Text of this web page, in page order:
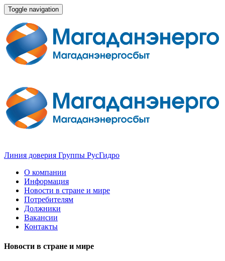
Toggle navigation
Линия доверия Группы РусГидро
О компании
Информация
Новости в стране и мире
Потребителям
Должники
Вакансии
Контакты
Новости в стране и мире